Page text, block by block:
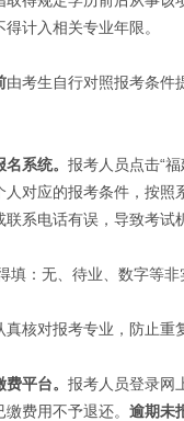
计入相关专业年限。
由考生自行对照报考条件
系统。 报考人员点击“
对应的报考条件，按
系电话有误，导致考
：无、待业、数字等非
对报考专业，防止重
费平台。 报考人员登录网
费用不予退还。 逾期未